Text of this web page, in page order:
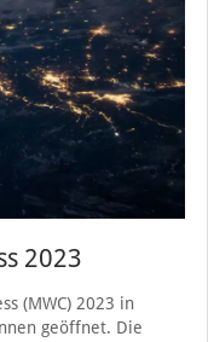
2023
(MWC) 2023 in
geöffnet. Die